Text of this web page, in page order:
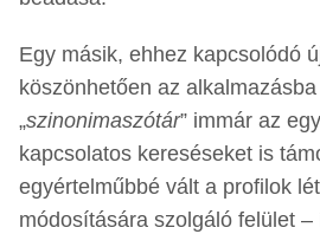
Egy másik, ehhez kapcsolódó
köszönhetően az
„szinonimaszótár” immár az
kapcsolatos kereséseket is
egyértelműbbé vált a profilok
módosítására szolgáló felület –